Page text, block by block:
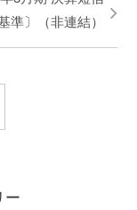
準〕（非連結）
ー